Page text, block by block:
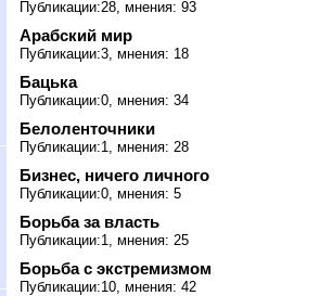
Публикации:28, мнения: 93
Арабский мир
Публикации:3, мнения: 18
Бацька
Публикации:0, мнения: 34
Белоленточники
Публикации:1, мнения: 28
Бизнес, ничего личного
Публикации:0, мнения: 5
Борьба за власть
Публикации:1, мнения: 25
Борьба с экстремизмом
Публикации:10, мнения: 42